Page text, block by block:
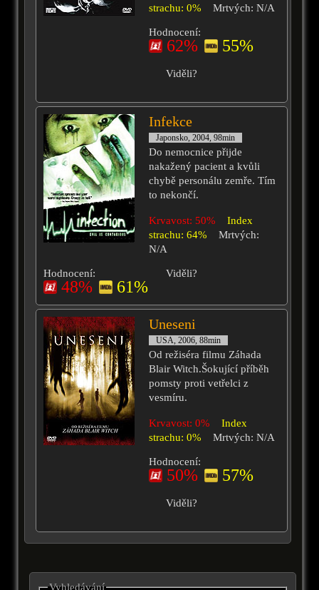
strachu: 0%
Mrtvých: N/A
Hodnocení:
62% 55%
Viděli?
Infekce
Japonsko, 2004, 98min
Do nemocnice přijde
nakažený pacient a kvůli
chybě personálu zemře. Tím
to nekončí.
Krvavost: 50%
Index
strachu: 64%
Mrtvých:
N/A
Hodnocení:
48% 61%
Viděli?
Uneseni
USA, 2006, 88min
Od režiséra filmu Záhada
Blair Witch.Šokující příběh
pomsty proti vetřelci z
vesmíru.
Krvavost: 0%
Index
strachu: 0%
Mrtvých: N/A
Hodnocení:
50% 57%
Viděli?
Vyhledávání